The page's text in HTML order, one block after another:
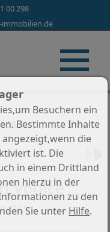
00 298
Vodice
Besuchern ein
Bestimmte Inhalte
die
ist. Die
in einem Drittland
hierzu in der
zu den
Sie unter Hilfe.